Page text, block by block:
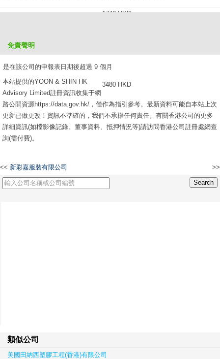
1740 HKD
是在該公司的申報表日期後超過 9 個月
3480 HKD
免責聲明
本站提供的YOON & SHIN HK
Advisory Limited註冊資訊收集于網
路公開資源https://data.gov.hk/，僅作為指引參考。最新資料可能自本站上次
更新已做更改！資訊不準確的，我們不承擔任何責任。有關香港公司的更多
詳細資訊(如檔影像記錄、董事資料、抵押情況等)請訪問香港公司註冊處網查
詢(需付費)。
<< 新彩嘉服裝有限公司 >>
類似公司
美國田納西塑膠工程(香港)有限公司